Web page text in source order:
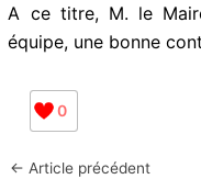
A ce titre, M. le
équipe, une bonne
0
← Article précédent